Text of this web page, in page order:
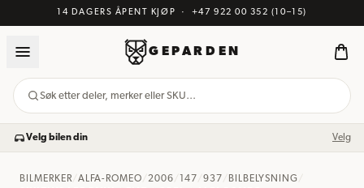
14 DAGERS ÅPENT KJØP · +47 922 00 352 (10–15)
GEPARDEN
Søk etter deler, merker eller SKU…
Velg bilen din Velg
BILMERKER/ ALFA-ROMEO /2006 147 937 BILBELYSNING